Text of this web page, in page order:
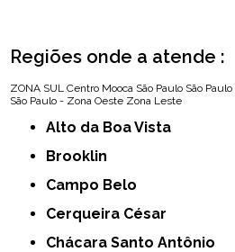
Regiões onde a atende :
ZONA SUL Centro Mooca São Paulo São Paulo
São Paulo - Zona Oeste Zona Leste
Alto da Boa Vista
Brooklin
Campo Belo
Cerqueira César
Chácara Santo Antônio